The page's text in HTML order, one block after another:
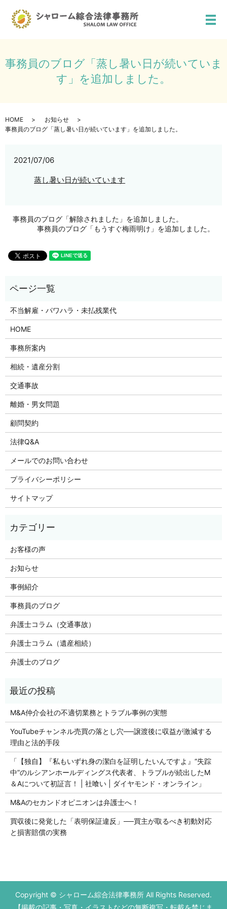
メ
事務員のブログ「蒸し暑い日が続いていま
す」を追加しました。
HOME
お知らせ
事務員のブログ「蒸し暑い日が続いています」を追加しました。
2021/07/06
蒸し暑い日が続いています
事務員のブログ「解除されました」を追加しました。
事務員のブログ「もうすぐ梅雨明け」を追加しました。
不当解雇・パワハラ・未払残業代
HOME
事務所案内
相続・遺産分割
交通事故
離婚・男女問題
顧問契約
法律Q&A
メールでのお問い合わせ
プライバシーポリシー
サイトマップ
お客様の声
お知らせ
事例紹介
事務員のブログ
弁護士コラム（交通事故）
弁護士コラム（遺産相続）
弁護士のブログ
M&A仲介会社の不適切業務とトラブル事例の実態
YouTubeチャンネル売買の落とし穴──譲渡後に収益が激減する
理由と法的手段
「【独自】『私もいずれ身の潔白を証明したいんですよ』“失踪
中”のルシアンホールディングス代表者、トラブルが続出したM
＆Aについて初証言！ | 社喰い | ダイヤモンド・オンライン」
M&Aのセカンドオピニオンは弁護士へ！
買収後に発覚した「表明保証違反」──買主が取るべき初動対応
と損害賠償の実務
Copyright © シャローム綜合法律事務所 All Rights Reserved.